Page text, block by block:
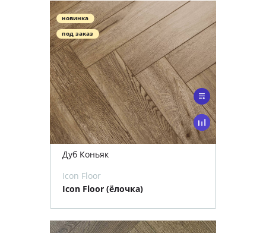
новинка
под заказ
Дуб Коньяк
Icon Floor
Icon Floor (ёлочка)